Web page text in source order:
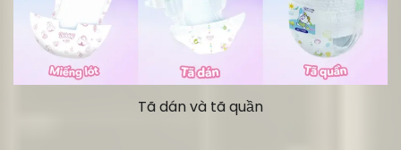
Tã dán và tã quần